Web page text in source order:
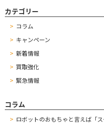
カテゴリー
コラム
キャンペーン
新着情報
買取強化
緊急情報
コラム
ロボットのおもちゃと言えば「ス